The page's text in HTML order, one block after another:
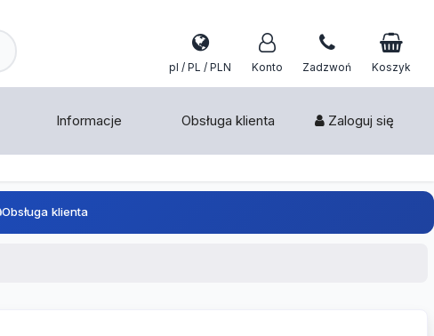
pl / PL / PLN Konto Zadzwoń Koszyk
Informacje Obsługa klienta Zaloguj się
Obsługa klienta